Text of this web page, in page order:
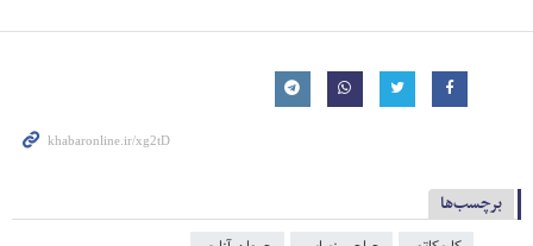
برچسب‌ها